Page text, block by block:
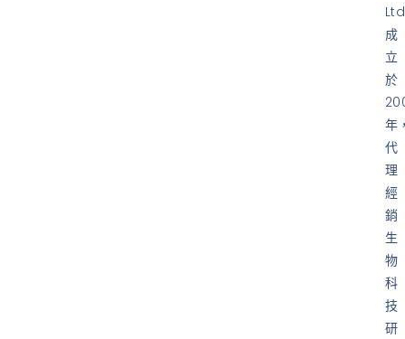
成
立
於
年
代
理
經
銷
生
物
科
技
研